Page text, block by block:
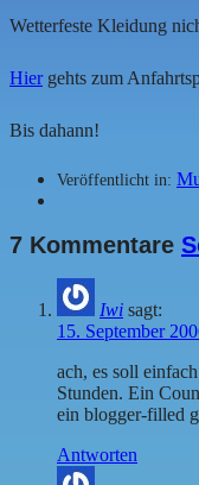
Wetterfeste Kleidung
Hiergehts zum
Bis dahann!
Veröffentlicht in:
7 Kommentare
Iwi sagt:
15. September
ach, es soll
Stunden. Ein
ein blogger-filled
Antworten